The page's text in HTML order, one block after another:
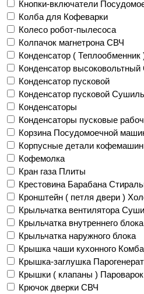
Кнопки-включатели
Колба для Кофеварки
Колесо робот-пылесоса
Колпачок магнетрона СВЧ
Конденсатор (
Конденсатор
Конденсатор пусковой
Конденсатор пусковой
Конденсаторы
Конденсаторы пусковые
Корзина Посудомоечной
Корпусные детали
Кофемолка
Кран газа Плиты
Крестовина Барабана
Кронштейн ( петля двери )
Крыльчатка вентилятора
Крыльчатка внутреннего блока
Крыльчатка наружного блока
Крышка чаши кухонного
Крышка-заглушка
Крышки ( клапаны )
Крючок дверки СВЧ